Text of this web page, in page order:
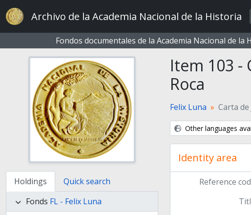
Skip to main content
Archivo de la Academia Nacional de la Historia
Fondos documentales de la Academia Nacional de la
Holdings
Quick search
Fonds FL - Felix Luna
Item 103 -
Roca
Felix Luna Carta de
Other languages
Identity area
Reference